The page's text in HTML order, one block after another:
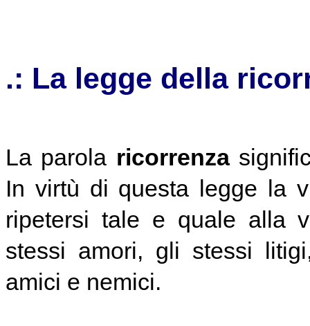
.: La legge della
La parola ricorrenza
In virtù di questa legge la
ripetersi tale e quale alla
stessi amori, gli stessi
amici e nemici.